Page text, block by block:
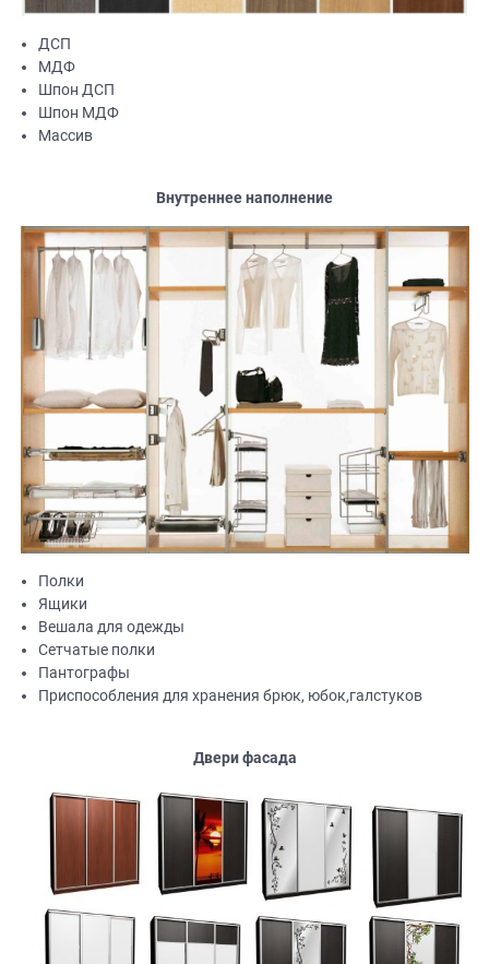
ДСП
МДФ
Шпон ДСП
Шпон МДФ
Массив
Внутреннее наполнение
Полки
Ящики
Вешала для одежды
Сетчатые полки
Пантографы
Приспособления для хранения брюк, юбок,галстуков
Двери фасада